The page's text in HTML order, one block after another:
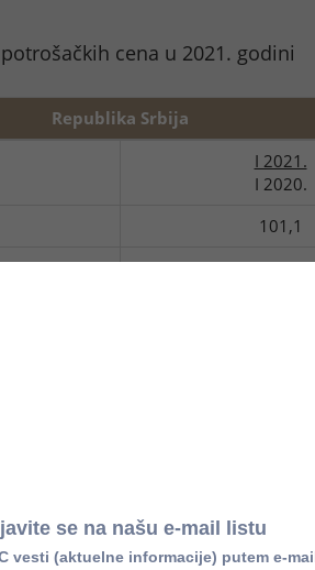
cena u 2021. godini
Republika Srbija
I 2021.
I 2020.
101,1
I 2021.